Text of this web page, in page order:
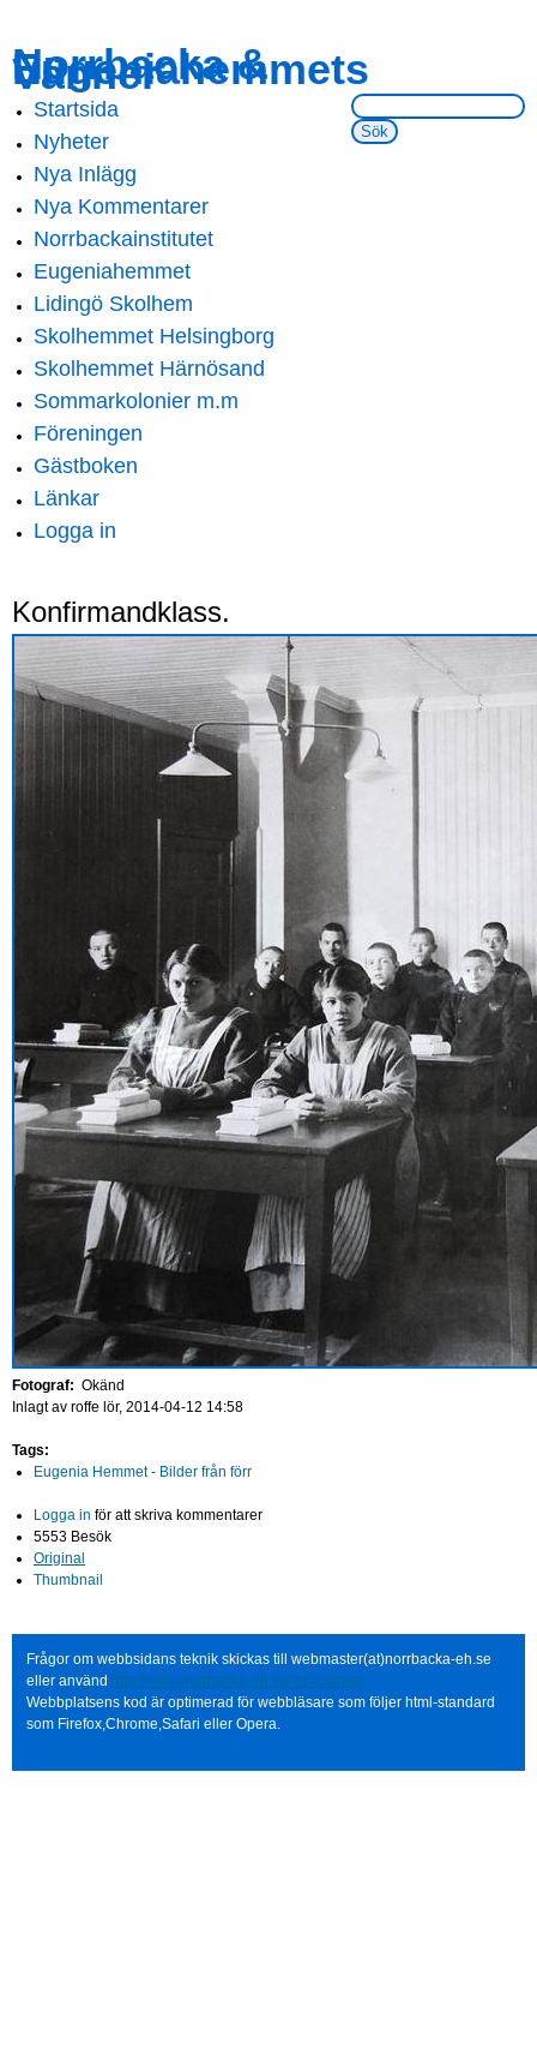
main
content
navigation
Norrbacka &
Eugeniahemmets
Vänner
Sök på webbsidan:
Main menu
Startsida
Nyheter
Nya Inlägg
Nya Kommentarer
Norrbackainstitutet
Eugeniahemmet
Lidingö Skolhem
Skolhemmet Helsingborg
Skolhemmet Härnösand
Sommarkolonier m.m
Föreningen
Gästboken
Länkar
Logga in
Konfirmandklass.
Fotograf: Okänd
Inlagt av roffe lör, 2014-04-12 14:58
Tags:
Eugenia Hemmet - Bilder från förr
Logga in för att skriva kommentarer
5553 Besök
Original
Thumbnail
Frågor om webbsidans teknik skickas till webmaster(at)norrbacka-eh.se
eller använd http://www.norrbacka-eh.se/?q=contact
Webbplatsens kod är optimerad för webbläsare som följer html-standard
som Firefox,Chrome,Safari eller Opera.